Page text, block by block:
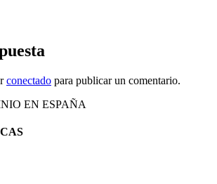
conectado para publicar un comentario.
EN ESPAÑA